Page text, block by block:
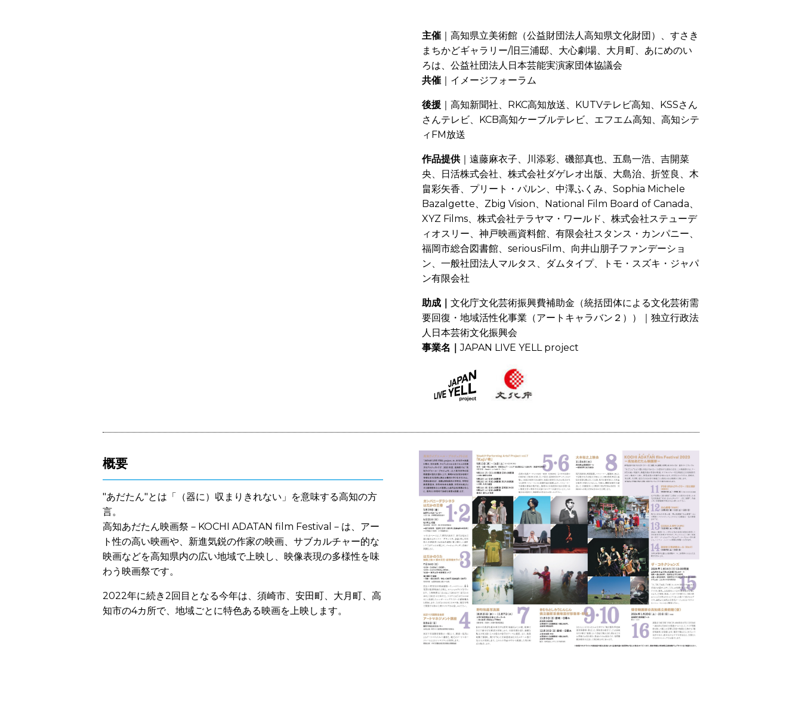
主催 ｜高知県立美術館（公益財団法人高知県文化財団）、すさき
まちかどギャラリー/旧三浦邸、大心劇場、大月町、あにめのい
ろは、公益社団法人日本芸能実演家団体協議会
共催 ｜イメージフォーラム
後援 ｜高知新聞社、RKC高知放送、KUTVテレビ高知、KSSさん
さんテレビ、KCB高知ケーブルテレビ、エフエム高知、高知シテ
ィFM放送
作品提供｜遠藤麻衣子、川添彩、磯部真也、五島一浩、吉開菜
央、日活株式会社、株式会社ダゲレオ出版、大島治、折笠良、木
畠彩矢香、プリート・パルン、中澤ふくみ、 Sophia Michele
Bazalgette、 Zbig Vision、National Film Board of Canada、
XYZ Films、株式会社テラヤマ・ワールド、株式会社ステューデ
ィオスリー、神戸映画資料館、有限会社スタンス・カンパニー、
福岡市総合図書館、seriousFilm、向井山朋子ファンデーショ
ン、一般社団法人マルタス、ダムタイプ、トモ・スズキ・ジャパ
ン有限会社
助成｜ 文化庁文化芸術振興費補助金（統括団体による文化芸術需
要回復・地域活性化事業（アートキャラバン２））｜独立行政法
人日本芸術文化振興会
事業名｜JAPAN LIVE YELL project
概要
"あだたん"とは「（器に）収まりきれない」を意味する高知の方
言。
高知あだたん映画祭－KOCHI ADATAN film Festival－は、アー
ト性の高い映画や、新進気鋭の作家の映画、サブカルチャー的な
映画などを高知県内の広い地域で上映し、映像表現の多様性を味
わう映画祭です。
2022年に続き2回目となる今年は、須崎市、安田町、大月町、高
知市の4カ所で、地域ごとに特色ある映画を上映します。